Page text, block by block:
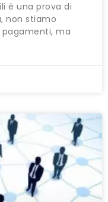
è una prova di
non stiamo
ma